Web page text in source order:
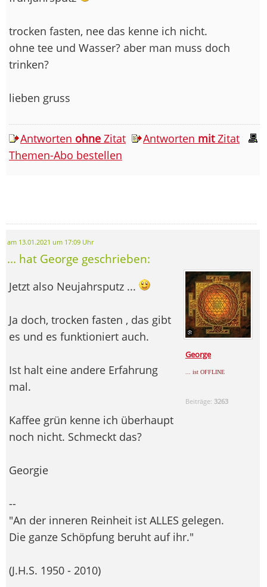
trocken fasten, nee das kenne ich nicht.
ohne tee und Wasser? aber man muss doch
trinken?
lieben gruss
Antworten ohne Zitat Antworten mitZitat
Themen-Abo bestellen
am 13.01.2021 um 17:09 Uhr
... hat George geschrieben:
George
... ist OFFLINE
Beiträge: 3263
Jetzt also Neujahrsputz ...
Ja doch, trocken fasten , das gibt
es und es funktioniert auch.
Ist halt eine andere Erfahrung
mal.
Kaffee grün kenne ich überhaupt
noch nicht. Schmeckt das?
Georgie
--
"An der inneren Reinheit ist ALLES gelegen.
Die ganze Schöpfung beruht auf ihr."
(J.H.S. 1950 - 2010)